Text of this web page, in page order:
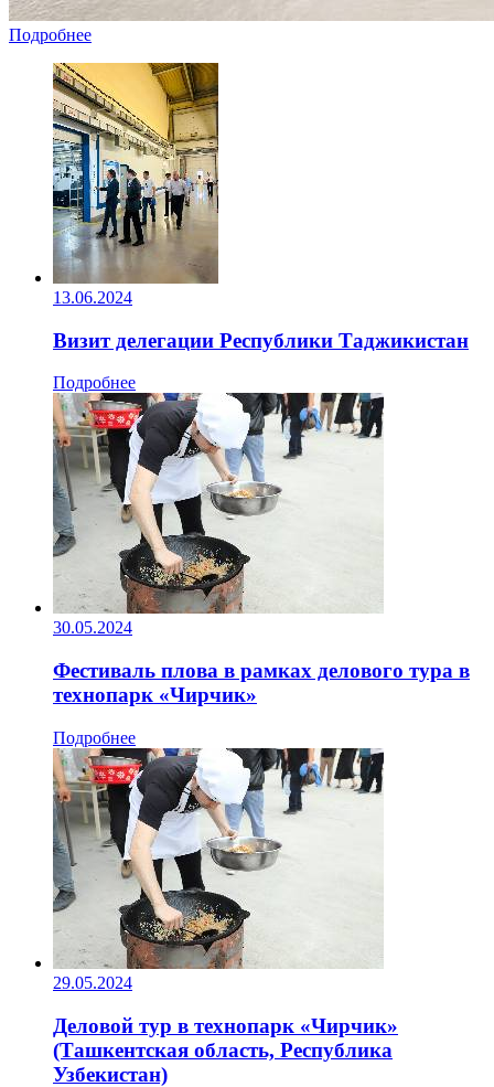
Подробнее
13.06.2024
Визит делегации Республики Таджикистан
Подробнее
30.05.2024
Фестиваль плова в рамках делового тура в
технопарк «Чирчик»
Подробнее
29.05.2024
Деловой тур в технопарк «Чирчик»
(Ташкентская область, Республика
Узбекистан)